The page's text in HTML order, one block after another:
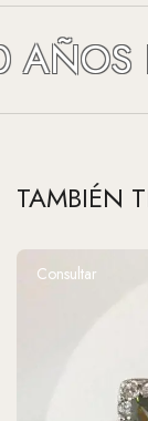
TAMBIÉN
Consultar